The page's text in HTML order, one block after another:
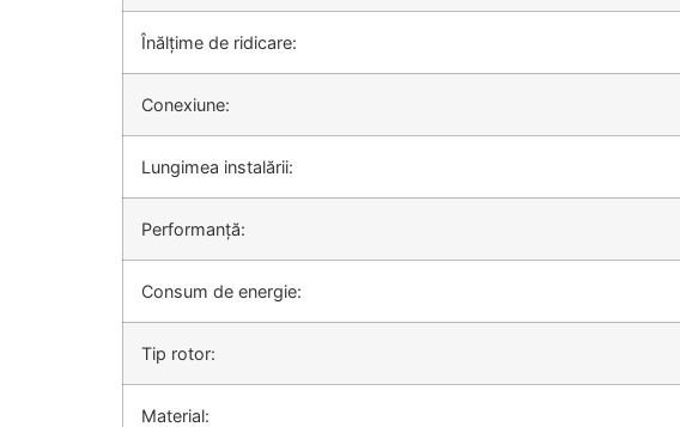
Înălțime de ridicare:
Conexiune:
Lungimea instalării:
Performanță:
Consum de energie:
Tip rotor:
Material: